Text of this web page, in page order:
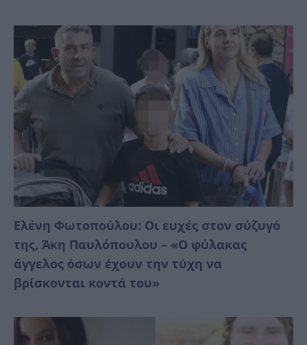
Ελένη Φωτοπούλου: Οι ευχές στον σύζυγό
της, Άκη Παυλόπουλου – «Ο φύλακας
άγγελος όσων έχουν την τύχη να
βρίσκονται κοντά του»